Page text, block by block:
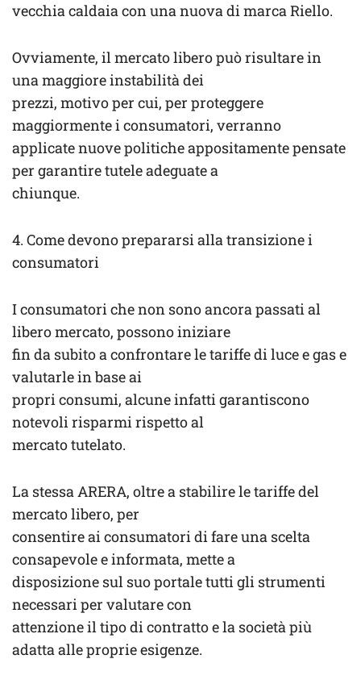
vecchia caldaia con una nuova di marca Riello.
Ovviamente, il mercato libero può risultare in
una maggiore instabilità dei
prezzi, motivo per cui, per proteggere
maggiormente i consumatori, verranno
applicate nuove politiche appositamente pensate
per garantire tutele adeguate a
chiunque.
4. Come devono prepararsi alla transizione i
consumatori
I consumatori che non sono ancora passati al
libero mercato, possono iniziare
fin da subito a confrontare le tariffe di luce e gas e
valutarle in base ai
propri consumi, alcune infatti garantiscono
notevoli risparmi rispetto al
mercato tutelato.
La stessa ARERA, oltre a stabilire le tariffe del
mercato libero, per
consentire ai consumatori di fare una scelta
consapevole e informata, mette a
disposizione sul suo portale tutti gli strumenti
necessari per valutare con
attenzione il tipo di contratto e la società più
adatta alle proprie esigenze.